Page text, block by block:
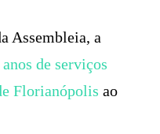
Assembleia, a
de serviços
Florianópolis ao